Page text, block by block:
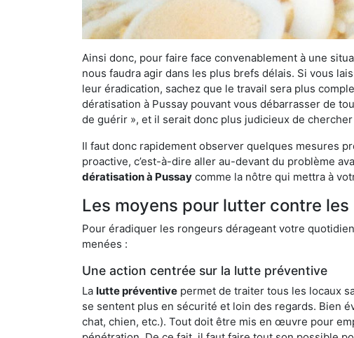
Ainsi donc, pour faire face convenablement à une
nous faudra agir dans les plus brefs délais. Si vous
leur éradication, sachez que le travail sera plus
dératisation à Pussay pouvant vous débarrasser de
de guérir », et il serait donc plus judicieux de
Il faut donc rapidement observer quelques mesures
proactive, c’est-à-dire aller au-devant du problème
dératisation à Pussay comme la nôtre qui mettra à
Les moyens pour lutter contre
Pour éradiquer les rongeurs dérageant votre
menées :
Une action centrée sur la lutte préventive
La lutte préventive permet de traiter tous les locaux
se sentent plus en sécurité et loin des regards. Bien
chat, chien, etc.). Tout doit être mis en œuvre pour